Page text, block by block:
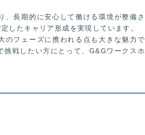
、長期的に安心して働ける環境が整備さ
したキャリア形成を実現しています。
のフェーズに携われる点も大きな魅力で
戦したい方にとって、G&Gワークスホ